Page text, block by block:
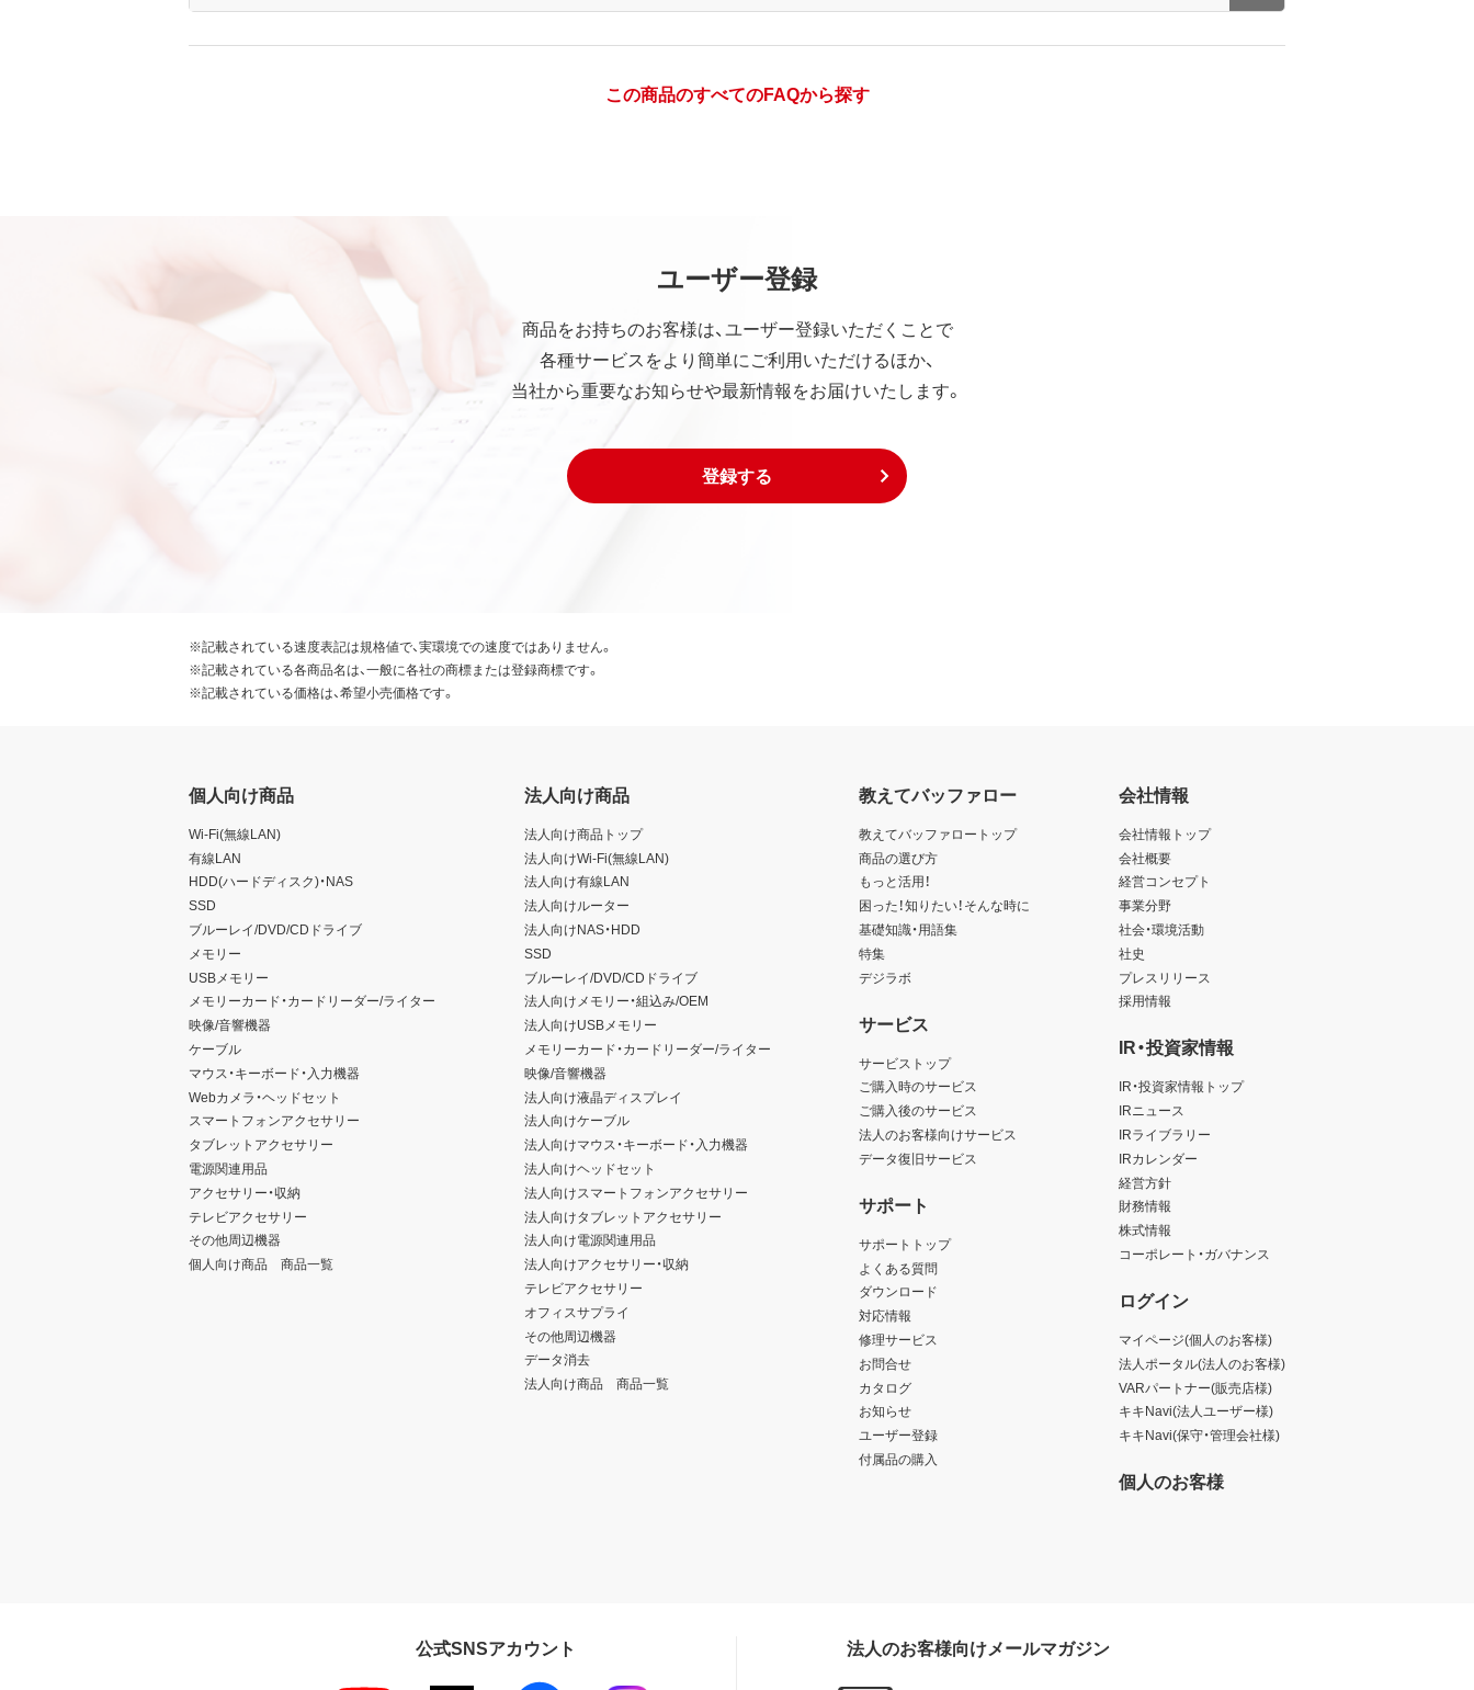
この商品のすべてのFAQから探す
ユーザー登録
商品をお持ちのお客様は、ユーザー登録いただくことで
各種サービスをより簡単にご利用いただけるほか、
当社から重要なお知らせや最新情報をお届けいたします。
登録する
※記載されている速度表記は規格値で、実環境での速度ではありません。
※記載されている各商品名は、一般に各社の商標または登録商標です。
※記載されている価格は、希望小売価格です。
個人向け商品
Wi-Fi(無線LAN)
有線LAN
HDD(ハードディスク)・NAS
SSD
ブルーレイ/DVD/CDドライブ
メモリー
USBメモリー
メモリーカード・カードリーダー/ライター
映像/音響機器
ケーブル
マウス・キーボード・入力機器
Webカメラ・ヘッドセット
スマートフォンアクセサリー
タブレットアクセサリー
電源関連用品
アクセサリー・収納
テレビアクセサリー
その他周辺機器
個人向け商品 商品一覧
法人向け商品
法人向け商品トップ
法人向けWi-Fi(無線LAN)
法人向け有線LAN
法人向けルーター
法人向けNAS・HDD
SSD
ブルーレイ/DVD/CDドライブ
法人向けメモリー・組込み/OEM
法人向けUSBメモリー
メモリーカード・カードリーダー/ライター
映像/音響機器
法人向け液晶ディスプレイ
法人向けケーブル
法人向けマウス・キーボード・入力機器
法人向けヘッドセット
法人向けスマートフォンアクセサリー
法人向けタブレットアクセサリー
法人向け電源関連用品
法人向けアクセサリー・収納
テレビアクセサリー
オフィスサプライ
その他周辺機器
データ消去
法人向け商品 商品一覧
教えてバッファロー
教えてバッファロートップ
商品の選び方
もっと活用！
困った！知りたい！そんな時に
基礎知識・用語集
特集
デジラボ
サービス
サービストップ
ご購入時のサービス
ご購入後のサービス
法人のお客様向けサービス
データ復旧サービス
サポート
サポートトップ
よくある質問
ダウンロード
対応情報
修理サービス
お問合せ
カタログ
お知らせ
ユーザー登録
付属品の購入
会社情報
会社情報トップ
会社概要
経営コンセプト
事業分野
社会・環境活動
社史
プレスリリース
採用情報
IR・投資家情報
IR・投資家情報トップ
IRニュース
IRライブラリー
IRカレンダー
経営方針
財務情報
株式情報
コーポレート・ガバナンス
ログイン
マイページ(個人のお客様)
法人ポータル(法人のお客様)
VARパートナー(販売店様)
キキNavi(法人ユーザー様)
キキNavi(保守・管理会社様)
個人のお客様
公式SNSアカウント 法人のお客様向けメールマガジン